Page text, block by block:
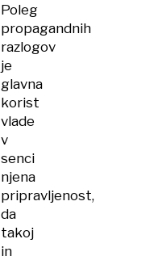
Poleg
propagandnih
razlogov
je
glavna
korist
vlade
v
senci
njena
pripravljenost,
da
takoj
in